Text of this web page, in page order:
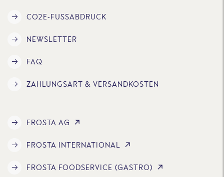
CO2E-FUSSABDRUCK
NEWSLETTER
FAQ
ZAHLUNGSART & VERSANDKOSTEN
FROSTA AG
FROSTA INTERNATIONAL
FROSTA FOODSERVICE (GASTRO)